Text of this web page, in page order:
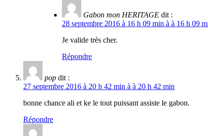
Gabon mon HERITAGE dit :
28 septembre 2016 à 16 h 09 min à à 16 h 09
Je valide très cher.
Répondre
pop dit :
27 septembre 2016 à 20 h 42 min à à 20 h 42 min
bonne chance ali et ke le tout puissant assiste le gabon.
Répondre